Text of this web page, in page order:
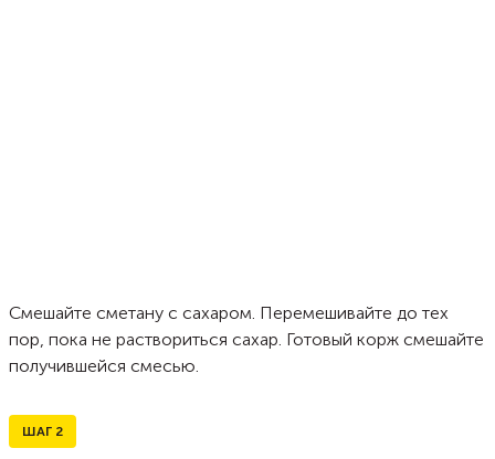
Смешайте сметану с сахаром. Перемешивайте до тех
пор, пока не раствориться сахар. Готовый корж смешайте
получившейся смесью.
ШАГ 2